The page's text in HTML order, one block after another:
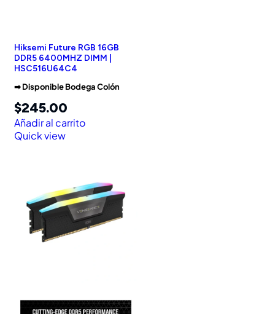
Hiksemi Future RGB 16GB
DDR5 6400MHZ DIMM |
HSC516U64C4
➡︎ Disponible Bodega Colón
$245.00
Añadir al carrito
Quick view